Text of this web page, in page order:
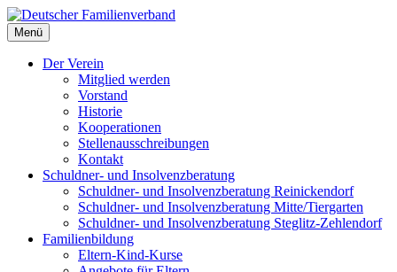
Deutscher Familienverband
Landesverband Berlin
Menü
Der Verein
Mitglied werden
Vorstand
Historie
Kooperationen
Stellenausschreibungen
Kontakt
Schuldner- und Insolvenzberatung
Schuldner- und Insolvenzberatung Reinickendorf
Schuldner- und Insolvenzberatung Mitte/Tiergarten
Schuldner- und Insolvenzberatung Steglitz-Zehlendorf
Familienbildung
Eltern-Kind-Kurse